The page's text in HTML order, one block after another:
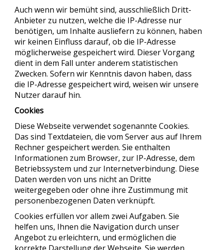
Auch wenn wir bemüht sind, ausschließlich Dritt-
Anbieter zu nutzen, welche die IP-Adresse nur
benötigen, um Inhalte ausliefern zu können, haben
wir keinen Einfluss darauf, ob die IP-Adresse
möglicherweise gespeichert wird. Dieser Vorgang
dient in dem Fall unter anderem statistischen
Zwecken. Sofern wir Kenntnis davon haben, dass
die IP-Adresse gespeichert wird, weisen wir unsere
Nutzer darauf hin.
Cookies
Diese Webseite verwendet sogenannte Cookies.
Das sind Textdateien, die vom Server aus auf Ihrem
Rechner gespeichert werden. Sie enthalten
Informationen zum Browser, zur IP-Adresse, dem
Betriebssystem und zur Internetverbindung. Diese
Daten werden von uns nicht an Dritte
weitergegeben oder ohne ihre Zustimmung mit
personenbezogenen Daten verknüpft.
Cookies erfüllen vor allem zwei Aufgaben. Sie
helfen uns, Ihnen die Navigation durch unser
Angebot zu erleichtern, und ermöglichen die